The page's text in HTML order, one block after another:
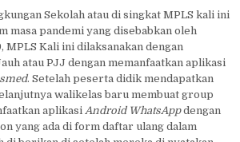
Sekolah atau di singkat MPLS kali ini
masa pandemi yang disebabkan oleh
MPLS Kali ini dilaksanakan dengan
atau PJJ dengan memanfaatkan aplikasi
. Setelah peserta didik mendapatkan
walikelas baru membuat group
aplikasi Android WhatsAppdengan
yang ada di form daftar ulang dalam